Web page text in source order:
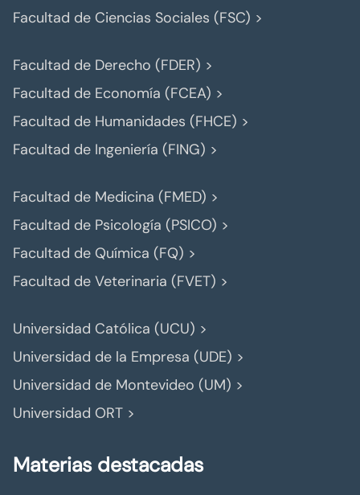
Facultad de Ciencias Sociales (FSC) >
Facultad de Derecho (FDER) >
Facultad de Economía (FCEA) >
Facultad de Humanidades (FHCE) >
Facultad de Ingeniería (FING) >
Facultad de Medicina (FMED) >
Facultad de Psicología (PSICO) >
Facultad de Química (FQ) >
Facultad de Veterinaria (FVET) >
Universidad Católica (UCU) >
Universidad de la Empresa (UDE) >
Universidad de Montevideo (UM) >
Universidad ORT >
Materias destacadas